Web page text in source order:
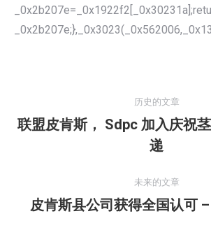
航
历史的文章
历
史
章：
联盟皮肯斯， Sdpc 加入庆祝
递
未来的文章
未
皮肯斯县公司获得全国认可